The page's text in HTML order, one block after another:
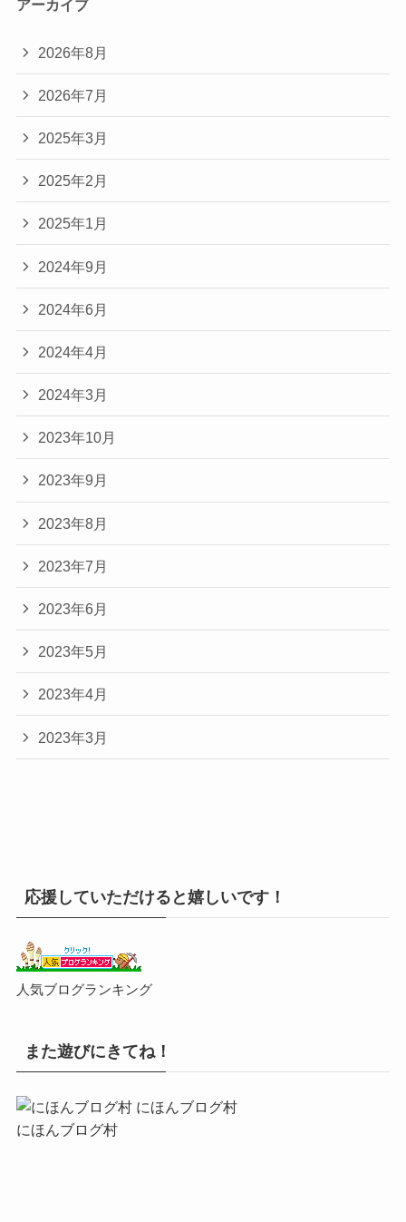
アーカイブ
2026年8月
2026年7月
2025年3月
2025年2月
2025年1月
2024年9月
2024年6月
2024年4月
2024年3月
2023年10月
2023年9月
2023年8月
2023年7月
2023年6月
2023年5月
2023年4月
2023年3月
応援していただけると嬉しいです！
人気ブログランキング
また遊びにきてね！
にほんブログ村